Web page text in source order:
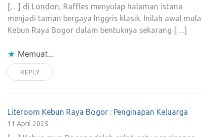
[…] di London, Raffles menyulap halaman istana
menjadi taman bergaya Inggris klasik. Inilah awal mula
Kebun Raya Bogor dalam bentuknya sekarang […]
Memuat...
REPLY
Literoom Kebun Raya Bogor : Penginapan Keluarga
11 April 2025